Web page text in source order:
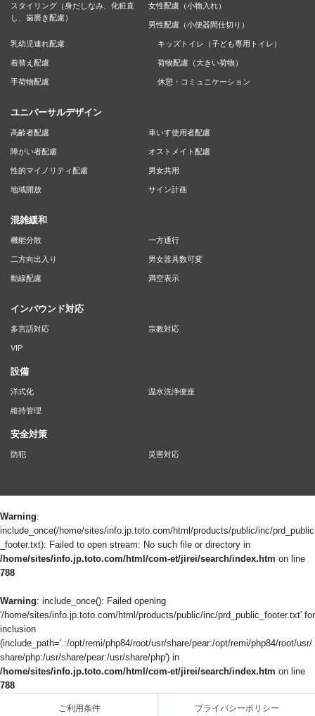
スタイリング（身だしなみ、化粧直
し、歯磨き配慮）
女性配慮（小物入れ）
男性配慮（小便器間仕切り）
乳幼児連れ配慮 キッズトイレ（子ども専用トイレ）
着替え配慮 荷物配慮（大きい荷物）
手荷物配慮 休憩・コミュニケーション
ユニバーサルデザイン
高齢者配慮 車いす使用者配慮
障がい者配慮 オストメイト配慮
性的マイノリティ配慮 男女共用
地域開放 サイン計画
混雑緩和
機能分散 一方通行
二方向出入り 男女器具数可変
動線配慮 満空表示
インバウンド対応
多言語対応 宗教対応
VIP
設備
洋式化 温水洗浄便座
維持管理
安全対策
防犯 災害対応
Warning:
include_once(/home/sites/info.jp.toto.com/html/products/public/inc/prd_public
_footer.txt): Failed to open stream: No such file or directory in
/home/sites/info.jp.toto.com/html/com-et/jirei/search/index.htm on line
788
Warning: include_once(): Failed opening
'/home/sites/info.jp.toto.com/html/products/public/inc/prd_public_footer.txt' for
inclusion
(include_path='.:/opt/remi/php84/root/usr/share/pear:/opt/remi/php84/root/usr/
share/php:/usr/share/pear:/usr/share/php') in
/home/sites/info.jp.toto.com/html/com-et/jirei/search/index.htm on line
788
ご利用条件 プライバシーポリシー